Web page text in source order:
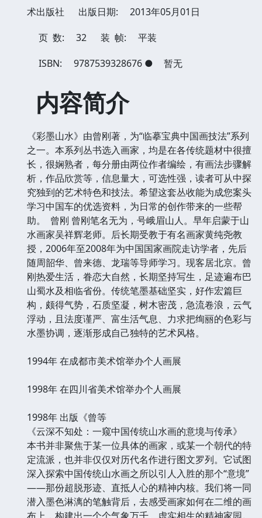
术出版社 出版日期:
2013年05月01日
页 数:
32 装 帧:
平装
ISBN:
9787539328676 ● 暂无
内容简介
《彩墨山水》由曾刚著，为“临摹宝典中国画技法”系列
之一。本系列丛书选入画家，均是在各传统题材中很擅
长，很娴熟者，每分册由两位作者编绘，有画法步骤解
析，作品欣赏等，信息量大，可选性强，读者可从中探
究独到的艺术特色和技法。希望这套丛收能为成您案头
学习中国车的优选资料，为日常的创作带来的一些帮
助。 曾刚 曾刚笔名无为，号峨眉山人。早年启蒙于山
水画家吴祥辉老师。后长期受教于有名画家黄纯尧教
授，2006年至2008年为中国国家画院走访学者，先后
随周韶华、曾来德、龙瑞等导师学习。现客居北京。曾
刚热爱生活，眷恋大自然，长期坚持写生，足迹遍布巴
山蜀水及相临省份。传统笔墨基础坚实，好作宏篇巨
构，颇得气势，石质坚凝，树木密茂，急流卷浪，云气
浮动，且法度谨严、富生活气息、力求把绚丽的色彩与
水墨协调，逐渐形成自己独特的艺术风格。
1994年 在成都市美术馆举办个人画展
1998年 在四川省美术馆举办个人画展
1998年 出版《曾等
《云深不知处：一窥中国传统山水画的意境与传承》
本书并非聚焦于某一位具体的画家，或某一个朝代的特
定流派，也并非仅仅对历代名作进行图文罗列。它试图
深入探索中国传统山水画之所以引人入胜的那个“意境”
——那份超脱形迹、直抵人心的精神内核。我们将一同
潜入墨色淋漓的笔触背后，去感受画家如何在二维的画